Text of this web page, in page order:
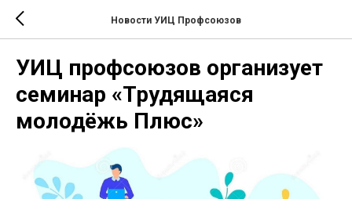
Новости УИЦ Профсоюзов
УИЦ профсоюзов организует
семинар «Трудящаяся
молодёжь Плюс»